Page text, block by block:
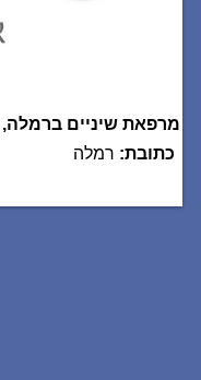
מרפאת שיניים ברמלה,
כתובת: רמלה